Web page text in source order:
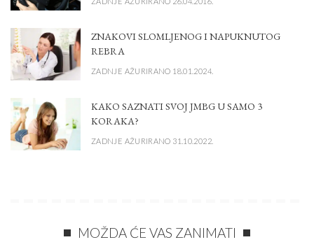
ZNAKOVI SLOMLJENOG I NAPUKNUTOG
REBRA
ZADNJE AŽURIRANO 18.01.2024.
KAKO SAZNATI SVOJ JMBG U SAMO 3
KORAKA?
ZADNJE AŽURIRANO 31.10.2022.
MOŽDA ĆE VAS ZANIMATI